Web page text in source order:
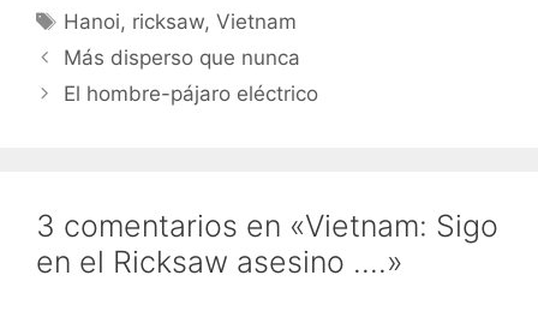
Etiquetas
Hanoi, ricksaw,Vietnam
Más disperso que nunca
El hombre-pájaro eléctrico
3 comentarios en «Vietnam: Sigo
en el Ricksaw asesino ….»